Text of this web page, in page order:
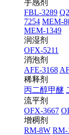
手感剂
FBL-3289
7254 MEM-
MEM-1349
润湿剂
OFX-5211
消泡剂
AFE-3168
稀释剂
丙二醇甲醚
流平剂
OFX-3667
增稠剂
RM-8W RM-